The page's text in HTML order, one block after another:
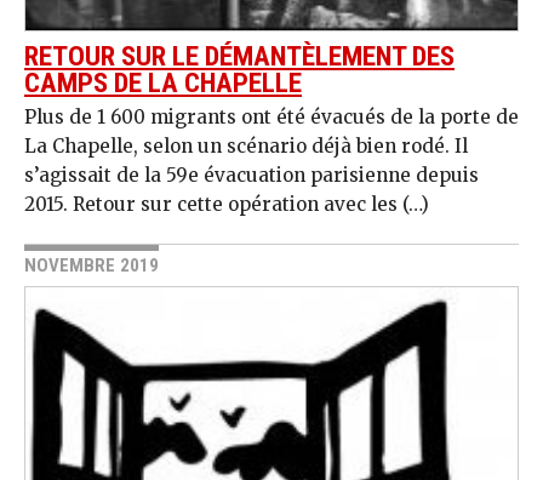
RETOUR SUR LE DÉMANTÈLEMENT DES
CAMPS DE LA CHAPELLE
Plus de 1 600 migrants ont été évacués de la porte de
La Chapelle, selon un scénario déjà bien rodé. Il
s’agissait de la 59e évacuation parisienne depuis
2015. Retour sur cette opération avec les (…)
NOVEMBRE 2019